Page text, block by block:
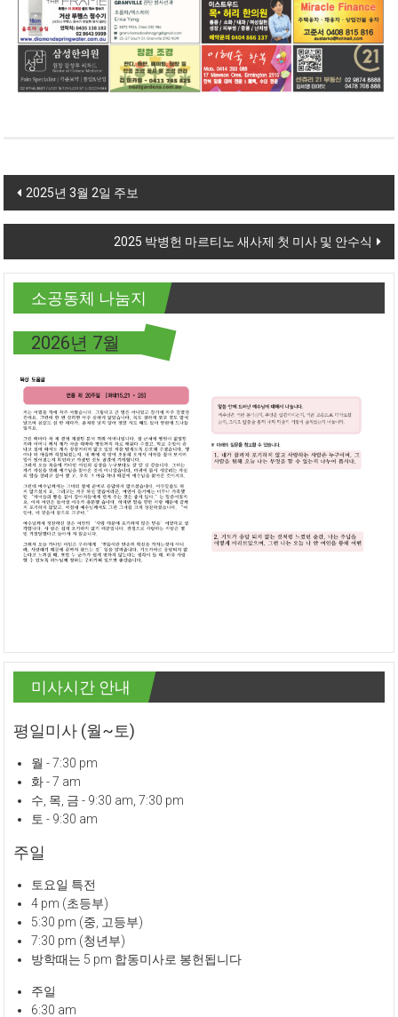
Post navigation
2025년 3월 2일 주보
2025 박병헌 마르티노 새사제 첫 미사 및 안수식
소공동체 나눔지
2026년 7월
미사시간 안내
평일미사 (월~토)
월 - 7:30 pm
화 - 7 am
수, 목, 금 - 9:30 am, 7:30 pm
토 - 9:30 am
주일
토요일 특전
4 pm (초등부)
5:30 pm (중, 고등부)
7:30 pm (청년부)
방학때는 5 pm 합동미사로 봉헌됩니다
주일
6:30 am